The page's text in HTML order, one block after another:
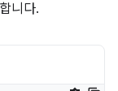
니다.